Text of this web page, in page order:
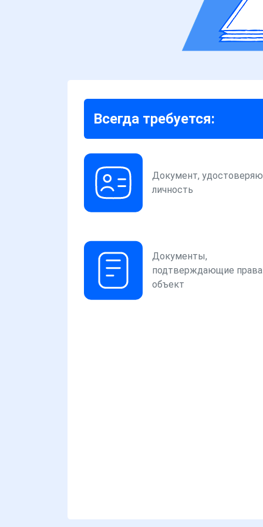
Всегда требуется:
Документ,
личность
Документы,
подтверждающие права
объект